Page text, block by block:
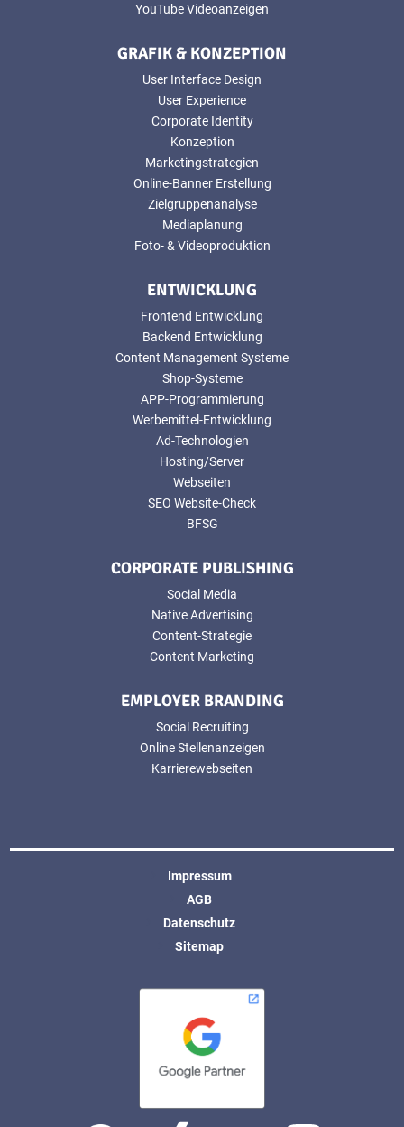
YouTube Videoanzeigen
GRAFIK & KONZEPTION
User Interface Design
User Experience
Corporate Identity
Konzeption
Marketingstrategien
Online-Banner Erstellung
Zielgruppenanalyse
Mediaplanung
Foto- & Videoproduktion
ENTWICKLUNG
Frontend Entwicklung
Backend Entwicklung
Content Management Systeme
Shop-Systeme
APP-Programmierung
Werbemittel-Entwicklung
Ad-Technologien
Hosting/Server
Webseiten
SEO Website-Check
BFSG
CORPORATE PUBLISHING
Social Media
Native Advertising
Content-Strategie
Content Marketing
EMPLOYER BRANDING
Social Recruiting
Online Stellenanzeigen
Karrierewebseiten
Impressum
AGB
Datenschutz
Sitemap